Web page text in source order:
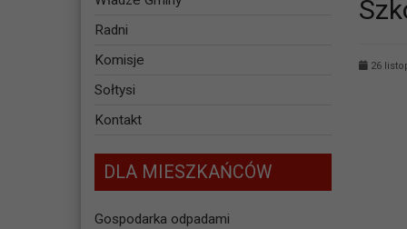
Radni
Komisje
Sołtysi
Kontakt
DLA MIESZKAŃCÓW
Gospodarka odpadami
26